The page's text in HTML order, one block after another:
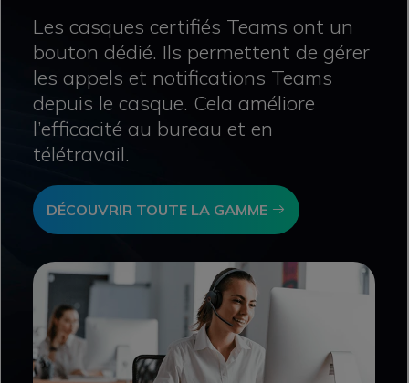
Les casques certifiés Teams ont un
bouton dédié. Ils permettent de gérer
les appels et notifications Teams
depuis le casque. Cela améliore
l’efficacité au bureau et en
télétravail.
DÉCOUVRIR TOUTE LA GAMME Icon